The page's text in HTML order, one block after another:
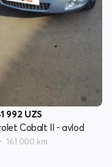
992 UZS
Cobalt II - avlod
161 000 km